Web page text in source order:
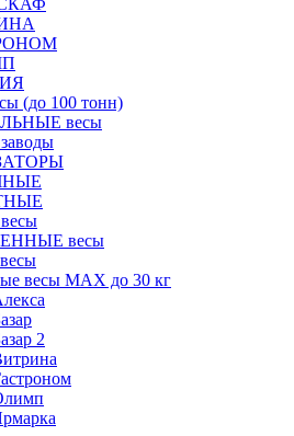
(до 100 тонн)
весы
весы
весы MAX до 30 кг
2